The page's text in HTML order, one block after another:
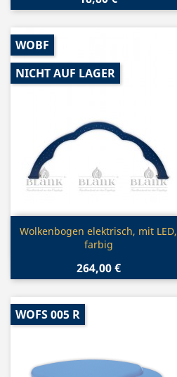
Vorschau
Wolkenbogen elektrisch, mit LED,
farbig
264,00 €
WOBF
NICHT AUF LAGER
WOFS 005 R